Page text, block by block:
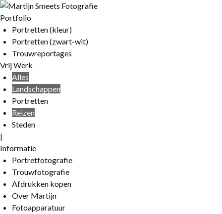
Portfolio
Portretten (kleur)
Portretten (zwart-wit)
Trouwreportages
Vrij Werk
Alles
Landschappen
Portretten
Reizen
Steden
|
Informatie
Portretfotografie
Trouwfotografie
Afdrukken kopen
Over Martijn
Fotoapparatuur